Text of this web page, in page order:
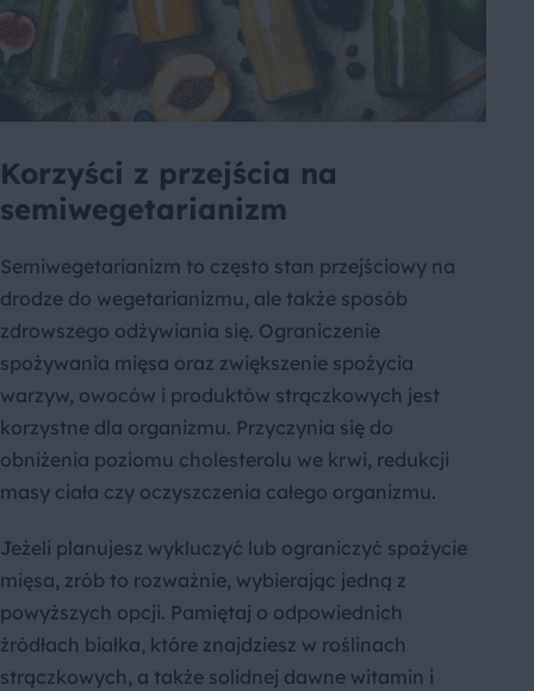
Korzyści z przejścia na
semiwegetarianizm
Semiwegetarianizm to często stan przejściowy na
drodze do wegetarianizmu, ale także sposób
zdrowszego odżywiania się. Ograniczenie
spożywania mięsa oraz zwiększenie spożycia
warzyw, owoców i produktów strączkowych jest
korzystne dla organizmu. Przyczynia się do
obniżenia poziomu cholesterolu we krwi, redukcji
masy ciała czy oczyszczenia całego organizmu.
Jeżeli planujesz wykluczyć lub ograniczyć spożycie
mięsa, zrób to rozważnie, wybierając jedną z
powyższych opcji. Pamiętaj o odpowiednich
źródłach białka, które znajdziesz w roślinach
strączkowych, a także solidnej dawne witamin i